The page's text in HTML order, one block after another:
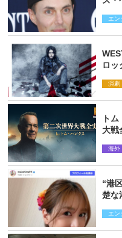
エン
ロ
演劇
ト
大戦
海外
“港
楚な
エン